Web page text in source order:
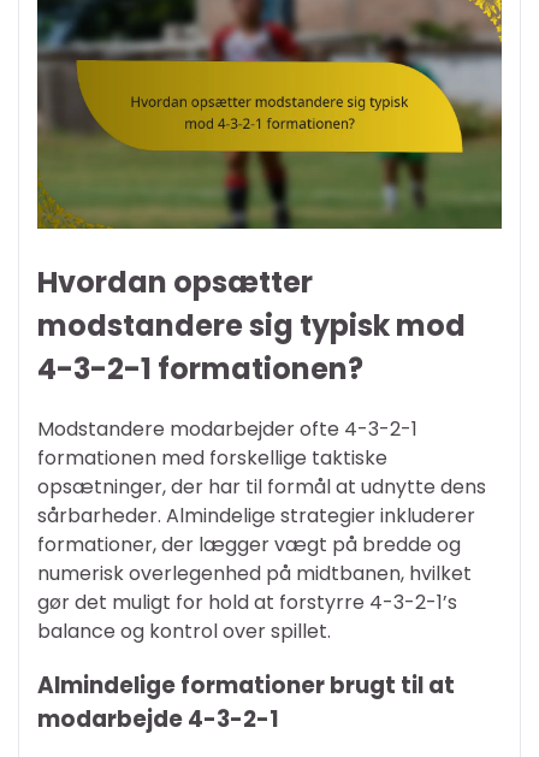
Hvordan opsætter
modstandere sig typisk mod
4-3-2-1 formationen?
Modstandere modarbejder ofte 4-3-2-1
formationen med forskellige taktiske
opsætninger, der har til formål at udnytte dens
sårbarheder. Almindelige strategier inkluderer
formationer, der lægger vægt på bredde og
numerisk overlegenhed på midtbanen, hvilket
gør det muligt for hold at forstyrre 4-3-2-1’s
balance og kontrol over spillet.
Almindelige formationer brugt til at
modarbejde 4-3-2-1